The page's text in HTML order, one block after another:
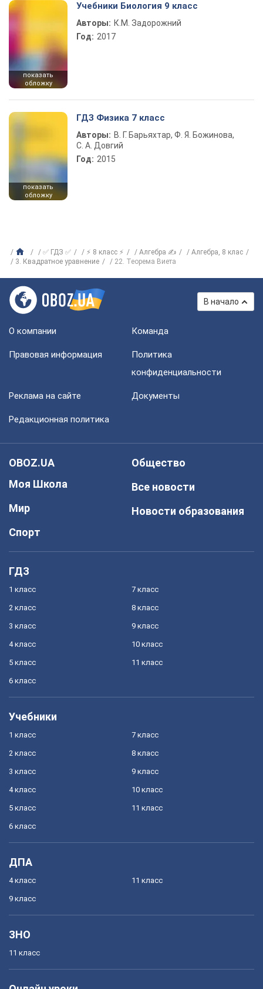
показать
обложку
Учебники Биология 9 класс
Авторы: К.М. Задорожний
Год: 2017
показать
обложку
ГДЗ Физика 7 класс
Авторы: В. Г. Барьяхтар, Ф. Я. Божинова,
С. А. Довгий
Год: 2015
✅ ГДЗ ✅ ⚡ 8 класс ⚡ Алгебра ✍
Алгебра, 8 клас
3. Квадратное уравнение
22. Теорема Виета
В начало
О компании Команда
Правовая информация
Политика
конфиденциальности
Реклама на сайте Документы
Редакционная политика
OBOZ.UA
Моя Школа
Мир
Спорт
Общество
Все новости
Новости образования
ГДЗ
1 класс
2 класс
3 класс
4 класс
5 класс
6 класс
7 класс
8 класс
9 класс
10 класс
11 класс
Учебники
1 класс
2 класс
3 класс
4 класс
5 класс
6 класс
7 класс
8 класс
9 класс
10 класс
11 класс
ДПА
4 класс
9 класс
11 класс
ЗНО
11 класс